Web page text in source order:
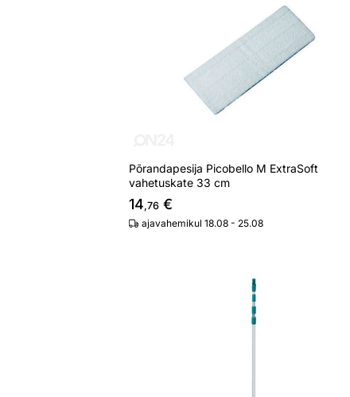
Otsi sarnaseid
Põrandapesija Picobello M ExtraSoft
vahetuskate 33 cm
14,76 €
ajavahemikul 18.08 - 25.08
Teleskoopvars Leifheit 145-400 cm